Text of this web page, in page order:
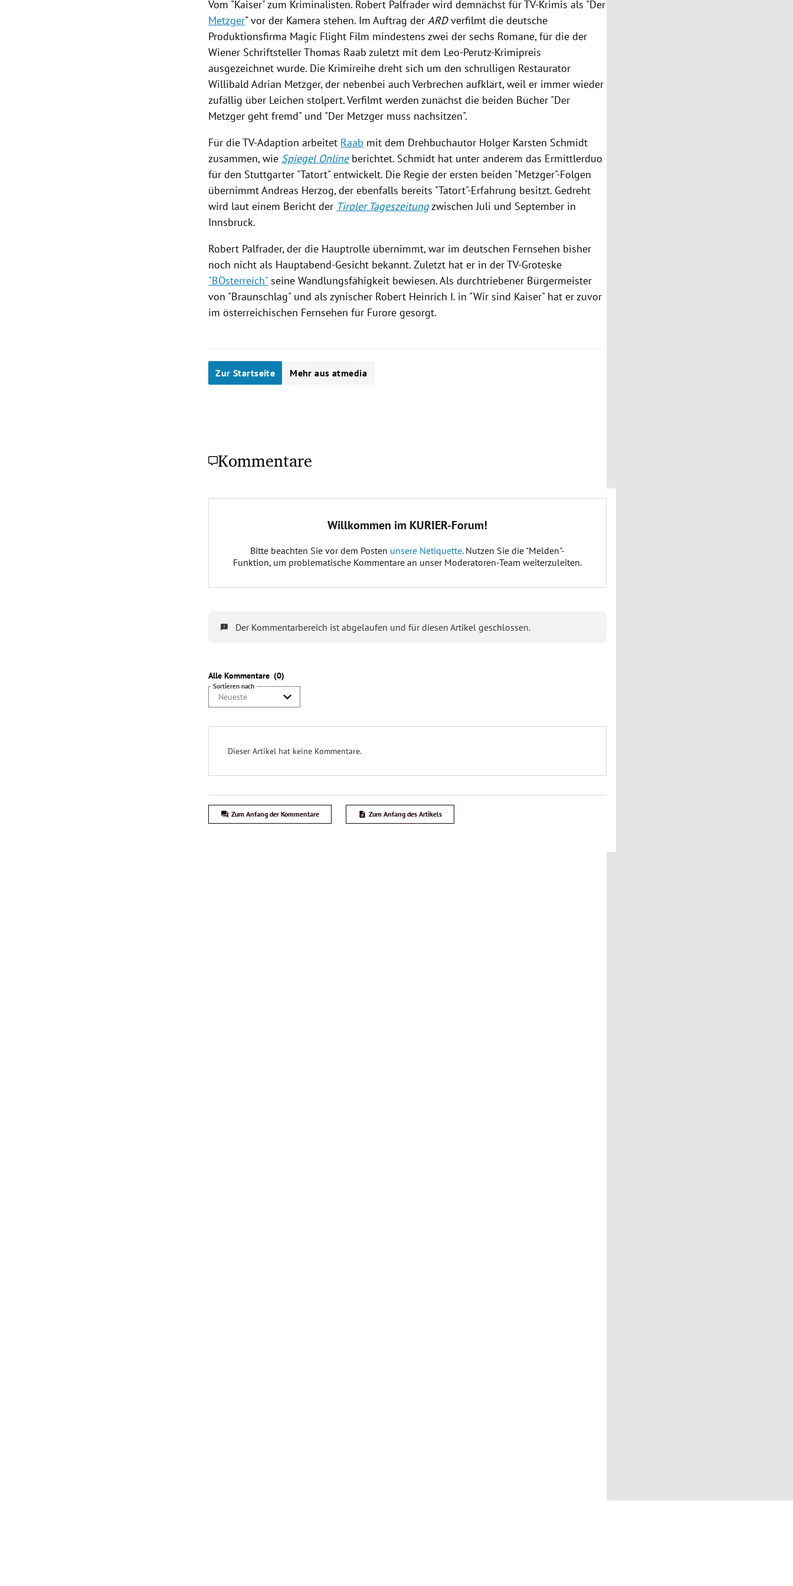
Vom "Kaiser" zum Kriminalisten. Robert Palfrader wird demnächst für TV-Krimis als "Der
Metzger" vor der Kamera stehen. Im Auftrag derARDverfilmt die deutsche
Produktionsfirma Magic Flight Film mindestens zwei der sechs Romane, für die der
Wiener SchriftstellerThomas Raab zuletzt mit dem Leo-Perutz-Krimipreis
ausgezeichnet wurde. Die Krimireihe dreht sich um den schrulligen Restaurator
Willibald Adrian Metzger, der nebenbei auchVerbrechen aufklärt, weil er immer wieder
zufällig über Leichen stolpert. Verfilmt werden zunächst die beiden Bücher "Der
Metzger geht fremd" und "Der Metzger muss nachsitzen".
Für die TV-Adaption arbeitet Raab mit dem Drehbuchautor Holger Karsten Schmidt
zusammen, wie Spiegel Onlineberichtet. Schmidt hat unter anderem das Ermittlerduo
für den Stuttgarter "Tatort" entwickelt. Die Regie der ersten beiden "Metzger"-Folgen
übernimmtAndreas Herzog, der ebenfalls bereits "Tatort"-Erfahrung besitzt. Gedreht
wird laut einem Bericht der Tiroler Tageszeitungzwischen Juli und September in
Innsbruck.
Robert Palfrader, der die Hauptrolle übernimmt, war im deutschen Fernsehen bisher
noch nicht als Hauptabend-Gesicht bekannt. Zuletzt hat er in der TV-Groteske
"BÖsterreich" seine Wandlungsfähigkeit bewiesen. Als durchtriebener Bürgermeister
von "Braunschlag" und als zynischer Robert Heinrich I. in "Wir sind Kaiser" hat er zuvor
im österreichischen Fernsehen für Furore gesorgt.
Zur Startseite Mehr aus atmedia
Kommentare